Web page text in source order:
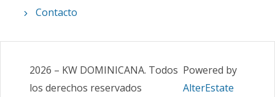
Contacto
2026 – KW DOMINICANA. Todos
los derechos reservados
Powered by
AlterEstate